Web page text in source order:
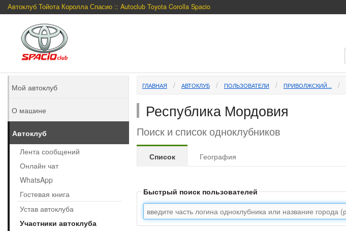
Автоклуб Тойота Королла Спасио :: Autoclub Toyota Corolla Spacio
ГЛАВНАЯ АВТОКЛУБ ПОЛЬЗОВАТЕЛИ ПРИВОЛЖСКИЙ...
Республика Мордовия
Поиск и список одноклубников
Список География
Быстрый поиск пользователей
Мой автоклуб
О машине
Автоклуб
Лента сообщений
Онлайн чат
WhatsApp
Гостевая книга
Устав автоклуба
Участники автоклуба